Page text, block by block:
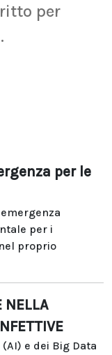
per
per le
per i
proprio
NELLA
e dei Big Data